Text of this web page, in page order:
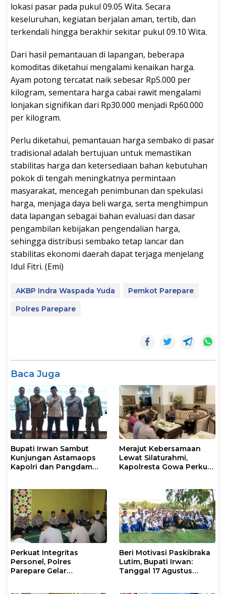
lokasi pasar pada pukul 09.05 Wita. Secara
keseluruhan, kegiatan berjalan aman, tertib, dan
terkendali hingga berakhir sekitar pukul 09.10 Wita.
Dari hasil pemantauan di lapangan, beberapa
komoditas diketahui mengalami kenaikan harga.
Ayam potong tercatat naik sebesar Rp5.000 per
kilogram, sementara harga cabai rawit mengalami
lonjakan signifikan dari Rp30.000 menjadi Rp60.000
per kilogram.
Perlu diketahui, pemantauan harga sembako di pasar
tradisional adalah bertujuan untuk memastikan
stabilitas harga dan ketersediaan bahan kebutuhan
pokok di tengah meningkatnya permintaan
masyarakat, mencegah penimbunan dan spekulasi
harga, menjaga daya beli warga, serta menghimpun
data lapangan sebagai bahan evaluasi dan dasar
pengambilan kebijakan pengendalian harga,
sehingga distribusi sembako tetap lancar dan
stabilitas ekonomi daerah dapat terjaga menjelang
Idul Fitri. (Emi)
AKBP Indra Waspada Yuda
Pemkot Parepare
Polres Parepare
Baca Juga
Bupati Irwan Sambut
Kunjungan Astamaops
Kapolri dan Pangdam
Merajut Kebersamaan
Lewat Silaturahmi,
Kapolresta Gowa Perkuat
Perkuat Integritas
Personel, Polres
Parepare Gelar
Beri Motivasi Paskibraka
Lutim, Bupati Irwan:
Tanggal 17 Agustus